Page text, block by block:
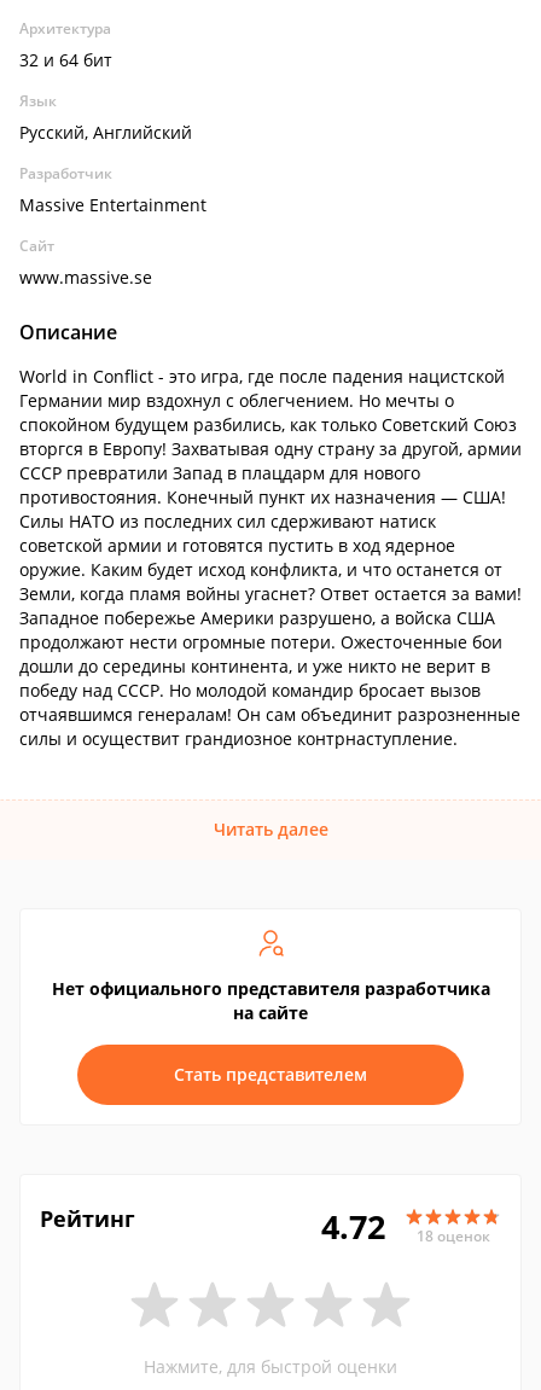
Архитектура
32 и 64 бит
Язык
Русский, Английский
Разработчик
Massive Entertainment
Сайт
www.massive.se
Описание
World in Conflict - это игра, где после падения нацистской
Германии мир вздохнул с облегчением. Но мечты о
спокойном будущем разбились, как только Советский Союз
вторгся в Европу! Захватывая одну страну за другой, армии
СССР превратили Запад в плацдарм для нового
противостояния. Конечный пункт их назначения — США!
Силы НАТО из последних сил сдерживают натиск
советской армии и готовятся пустить в ход ядерное
оружие. Каким будет исход конфликта, и что останется от
Земли, когда пламя войны угаснет? Ответ остается за вами!
Западное побережье Америки разрушено, а войска США
продолжают нести огромные потери. Ожесточенные бои
дошли до середины континента, и уже никто не верит в
победу над СССР. Но молодой командир бросает вызов
отчаявшимся генералам! Он сам объединит разрозненные
силы и осуществит грандиозное контрнаступление.
Читать далее
Нет официального представителя разработчика
на сайте
Стать представителем
Рейтинг 4.72 18 оценок
Нажмите, для быстрой оценки